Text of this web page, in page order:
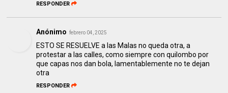
RESPONDER
Anónimo febrero 04, 2025
ESTO SE RESUELVE a las Malas no queda otra, a
protestar a las calles, como siempre con quilombo por
que capas nos dan bola, lamentablemente no te dejan
otra
RESPONDER